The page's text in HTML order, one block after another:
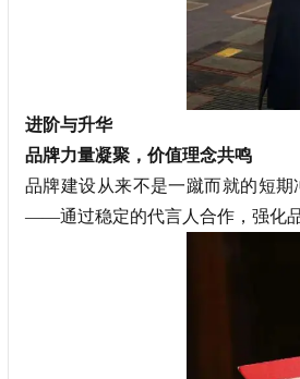
进阶与升华
品牌力量凝聚，价值理念共鸣
品牌建设从来不是一蹴而就的短
——通过稳定的代言人合作，强化